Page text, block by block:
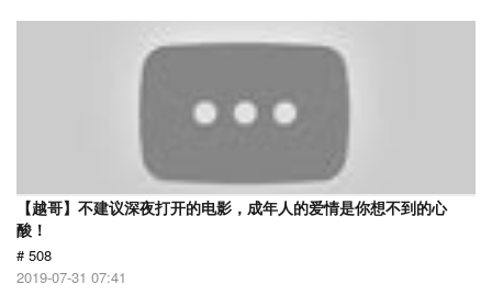
【越哥】不建议深夜打开的电影，成年人的爱情是你想不到的心
酸！
# 508
2019-07-31 07:41